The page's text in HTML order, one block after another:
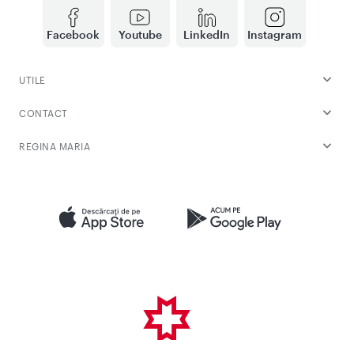
Facebook Youtube LinkedIn Instagram
UTILE
CONTACT
REGINA MARIA